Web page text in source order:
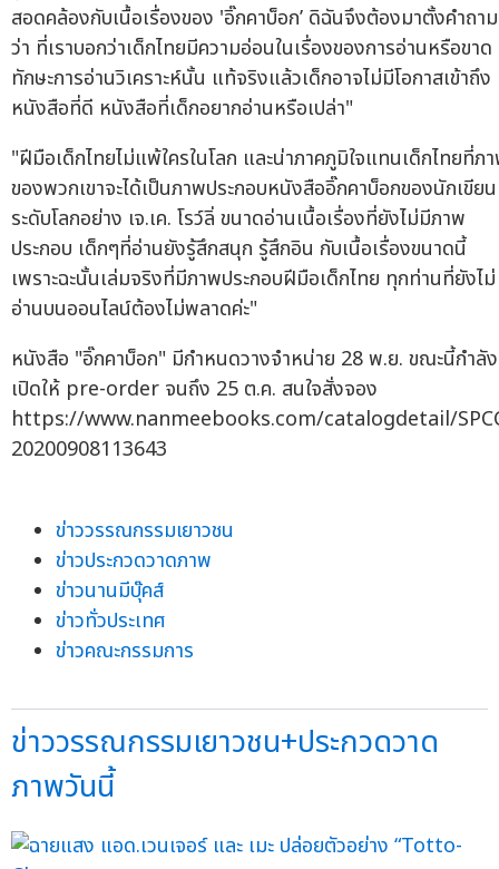
สอดคล้องกับเนื้อเรื่องของ 'อิ๊กคาบ็อก’ ดิฉันจึงต้องมาตั้งคำถาม
ว่า ที่เราบอกว่าเด็กไทยมีความอ่อนในเรื่องของการอ่านหรือขาด
ทักษะการอ่านวิเคราะห์นั้น แท้จริงแล้วเด็กอาจไม่มีโอกาสเข้าถึง
หนังสือที่ดี หนังสือที่เด็กอยากอ่านหรือเปล่า"
"ฝีมือเด็กไทยไม่แพ้ใครในโลก และน่าภาคภูมิใจแทนเด็กไทยที่ภ
ของพวกเขาจะได้เป็นภาพประกอบหนังสืออิ๊กคาบ็อกของนักเขียน
ระดับโลกอย่าง เจ.เค. โรว์ลิ่ ขนาดอ่านเนื้อเรื่องที่ยังไม่มีภาพ
ประกอบ เด็กๆที่อ่านยังรู้สึกสนุก รู้สึกอิน กับเนื้อเรื่องขนาดนี้
เพราะฉะนั้นเล่มจริงที่มีภาพประกอบฝีมือเด็กไทย ทุกท่านที่ยังไม่
อ่านบนออนไลน์ต้องไม่พลาดค่ะ"
หนังสือ "อิ๊กคาบ็อก" มีกำหนดวางจำหน่าย 28 พ.ย. ขณะนี้กำลัง
เปิดให้ pre-order จนถึง 25 ต.ค. สนใจสั่งจอง
https://www.nanmeebooks.com/catalogdetail/
20200908113643
ข่าววรรณกรรมเยาวชน
ข่าวประกวดวาดภาพ
ข่าวนานมีบุ๊คส์
ข่าวทั่วประเทศ
ข่าวคณะกรรมการ
ข่าววรรณกรรมเยาวชน+ประกวดวาด
ภาพวันนี้